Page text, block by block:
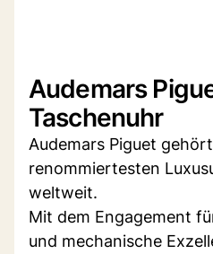
Audemars
Taschenuhr
Audemars Piguet
renommiertesten
weltweit.
Mit dem Engagement
und mechanische